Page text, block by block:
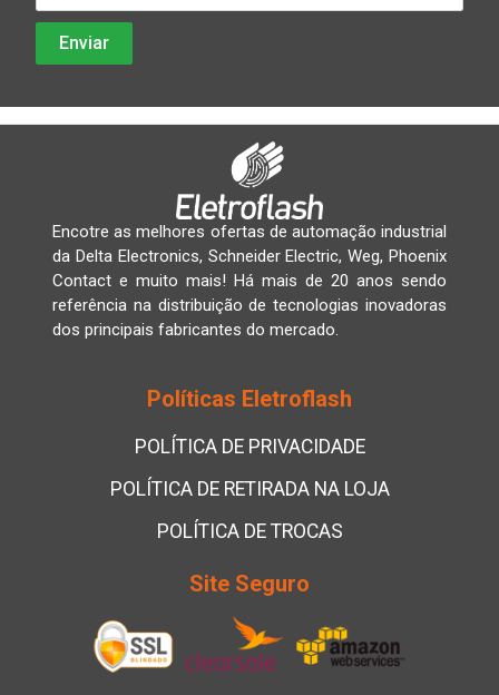
Encotre as melhores ofertas de automação industrial
da Delta Electronics, Schneider Electric, Weg, Phoenix
Contact e muito mais! Há mais de 20 anos sendo
referência na distribuição de tecnologias inovadoras
dos principais fabricantes do mercado.
Políticas Eletroflash
POLÍTICA DE PRIVACIDADE
POLÍTICA DE RETIRADA NA LOJA
POLÍTICA DE TROCAS
Site Seguro